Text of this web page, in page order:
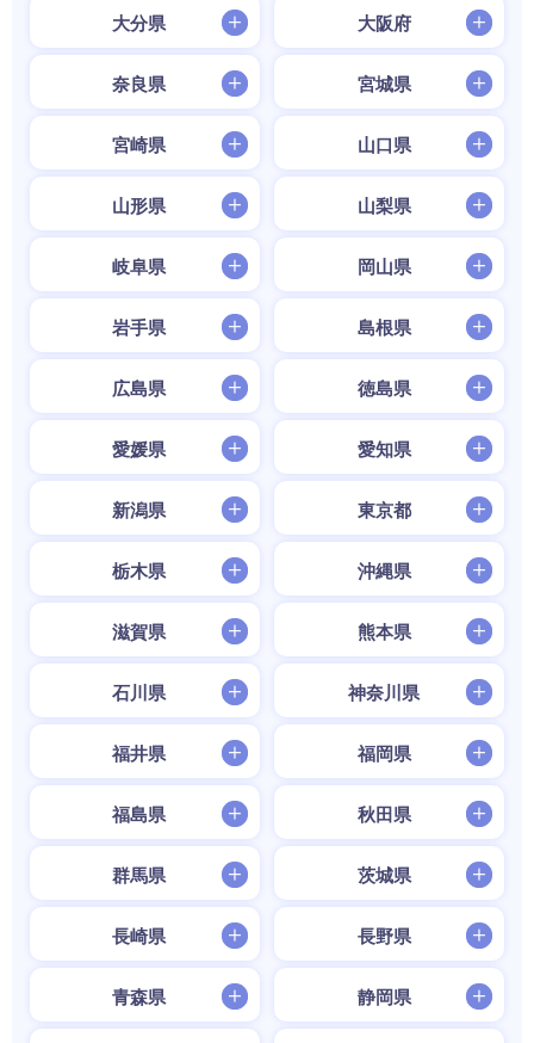
大分県 大阪府
奈良県 宮城県
宮崎県 山口県
山形県 山梨県
岐阜県 岡山県
岩手県 島根県
広島県 徳島県
愛媛県 愛知県
新潟県 東京都
栃木県 沖縄県
滋賀県 熊本県
石川県 神奈川県
福井県 福岡県
福島県 秋田県
群馬県 茨城県
長崎県 長野県
青森県 静岡県